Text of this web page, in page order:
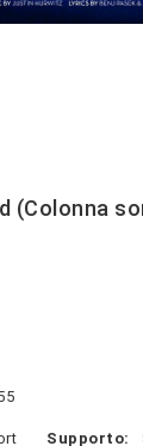
(Colonna
Supporto: